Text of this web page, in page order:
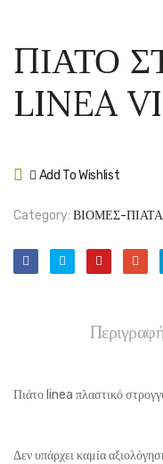
ΠΙΑΤΟ
LINEA
Add To Wishlist
Category: ΒΙΟΜΕΣ-ΠΙΑΤΑ
Περιγραφή
Πιάτο linea πλαστικό
Δεν υπάρχει καμία